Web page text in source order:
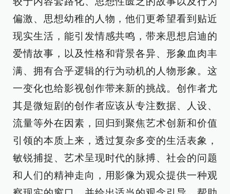
偏激、思想幼稚的人物，他们更希望看到贴近
现实生活，能引发情感共鸣，带来思想启迪的
爱情故事，以及性格和背景各异、形象血肉丰
满、拥有合乎逻辑的行为动机的人物形象。这
一变化也给影视创作带来新的挑战。创作者尤
其是微短剧的创作者应该从专注数据、人设、
流量等外在因素，回归到聚焦艺术创新和价值
引领的本质上来，透过复杂多变的生活表象，
敏锐捕捉、艺术呈现时代的脉搏、社会的问题
和人们的精神走向，用影像为观众提供一种观